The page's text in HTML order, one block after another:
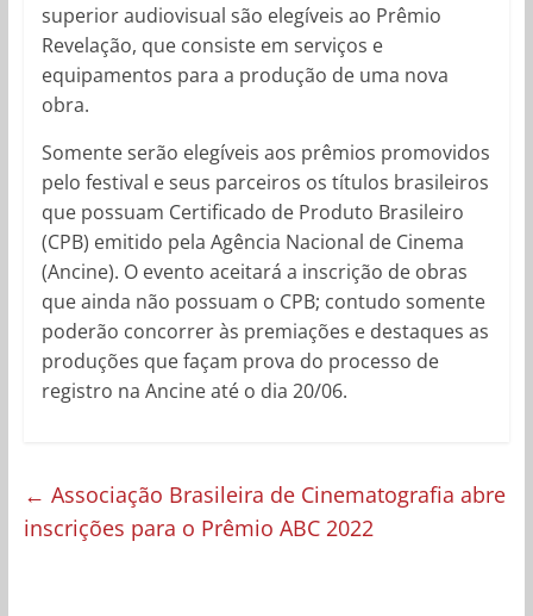
superior audiovisual são elegíveis ao Prêmio
Revelação, que consiste em serviços e
equipamentos para a produção de uma nova
obra.
Somente serão elegíveis aos prêmios promovidos
pelo festival e seus parceiros os títulos brasileiros
que possuam Certificado de Produto Brasileiro
(CPB) emitido pela Agência Nacional de Cinema
(Ancine). O evento aceitará a inscrição de obras
que ainda não possuam o CPB; contudo somente
poderão concorrer às premiações e destaques as
produções que façam prova do processo de
registro na Ancine até o dia 20/06.
← Associação Brasileira de Cinematografia abre
inscrições para o Prêmio ABC 2022